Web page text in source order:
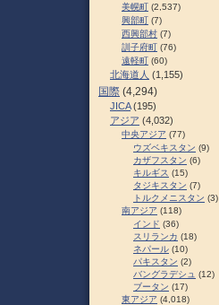
美幌町 (2,537)
興部町 (7)
西興部村 (7)
訓子府町 (76)
遠軽町 (60)
北海道人 (1,155)
国際 (4,294)
JICA(195)
アジア (4,032)
中央アジア (77)
ウズベキスタン (9)
カザフスタン (6)
キルギス (15)
タジキスタン (7)
トルクメニスタン (3)
南アジア (118)
インド (36)
スリランカ (18)
ネパール (10)
パキスタン (2)
バングラデシュ (12)
ブータン (17)
東アジア (4,018)